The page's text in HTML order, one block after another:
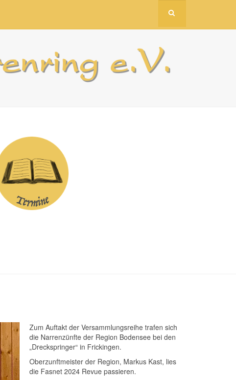
Zum Auftakt der Versammlungsreihe trafen sich
die Narrenzünfte der Region Bodensee bei den
„Dreckspringer“ in Frickingen.
Oberzunftmeister der Region, Markus Kast, lies
die Fasnet 2024 Revue passieren.